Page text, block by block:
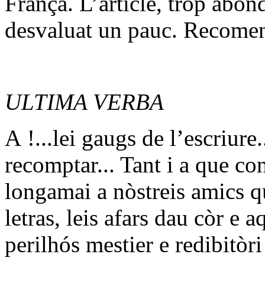
desvaluat un pauc.
ULTIMA VERBA
A !...lei gaugs de
recomptar... Tant i a que
longamai a nòstreis amics
letras, leis afars dau còr e
perilhós mestier e redibitòri